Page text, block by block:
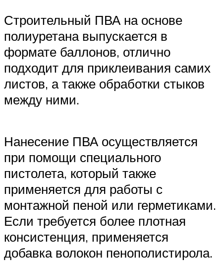
Строительный ПВА на основе
полиуретана выпускается в
формате баллонов, отлично
подходит для приклеивания самих
листов, а также обработки стыков
между ними.
Нанесение ПВА осуществляется
при помощи специального
пистолета, который также
применяется для работы с
монтажной пеной или герметиками.
Если требуется более плотная
консистенция, применяется
добавка волокон пенополистирола.